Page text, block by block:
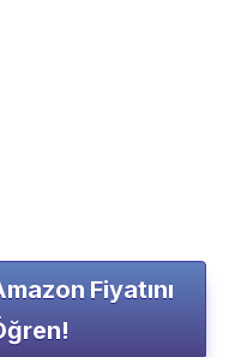
Fiyatını